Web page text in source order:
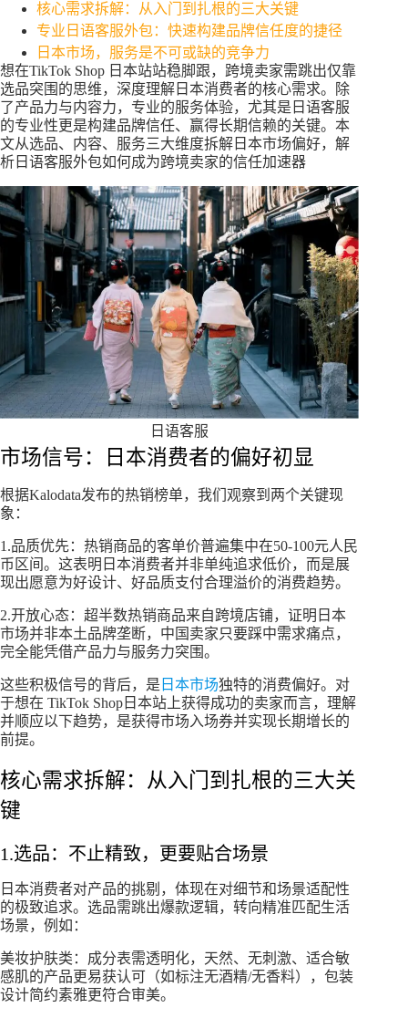
核心需求拆解：从入门到扎根的三大关键
专业日语客服外包：快速构建品牌信任度的捷径
日本市场，服务是不可或缺的竞争力
想在TikTok Shop 日本站站稳脚跟，跨境卖家需跳出仅靠
选品突围的思维，深度理解日本消费者的核心需求。除
了产品力与内容力，专业的服务体验，尤其是日语客服
的专业性更是构建品牌信任、赢得长期信赖的关键。本
文从选品、内容、服务三大维度拆解日本市场偏好，解
析日语客服外包如何成为跨境卖家的信任加速器
日语客服
市场信号：日本消费者的偏好初显
根据Kalodata发布的热销榜单，我们观察到两个关键现
象：
1.品质优先：热销商品的客单价普遍集中在50-100元人民
币区间。这表明日本消费者并非单纯追求低价，而是展
现出愿意为好设计、好品质支付合理溢价的消费趋势。
2.开放心态：超半数热销商品来自跨境店铺，证明日本
市场并非本土品牌垄断，中国卖家只要踩中需求痛点，
完全能凭借产品力与服务力突围。
这些积极信号的背后，是 日本市场独特的消费偏好。对
于想在 TikTok Shop日本站上获得成功的卖家而言，理解
并顺应以下趋势，是获得市场入场券并实现长期增长的
前提。
核心需求拆解：从入门到扎根的三大关
键
1.选品：不止精致，更要贴合场景
日本消费者对产品的挑剔，体现在对细节和场景适配性
的极致追求。选品需跳出爆款逻辑，转向精准匹配生活
场景，例如：
美妆护肤类：成分表需透明化，天然、无刺激、适合敏
感肌的产品更易获认可（如标注无酒精/无香料），包装
设计简约素雅更符合审美。